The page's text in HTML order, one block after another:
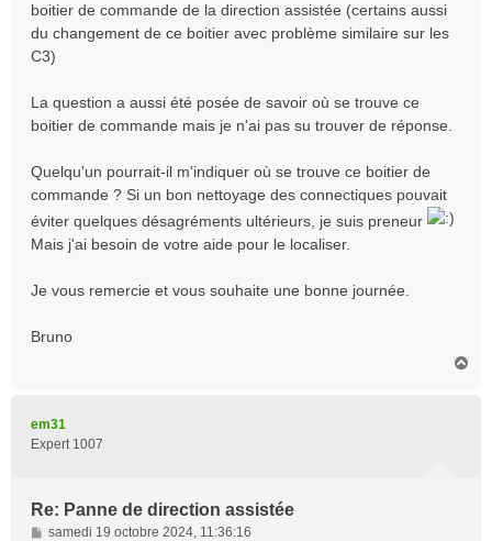
boitier de commande de la direction assistée (certains aussi
du changement de ce boitier avec problème similaire sur les
C3)
La question a aussi été posée de savoir où se trouve ce
boitier de commande mais je n'ai pas su trouver de réponse.
Quelqu'un pourrait-il m'indiquer où se trouve ce boitier de
commande ? Si un bon nettoyage des connectiques pouvait
éviter quelques désagréments ultérieurs, je suis preneur
Mais j'ai besoin de votre aide pour le localiser.
Je vous remercie et vous souhaite une bonne journée.
Bruno
em31
Expert 1007
Re: Panne de direction assistée
M
samedi 19 octobre 2024, 11:36:16